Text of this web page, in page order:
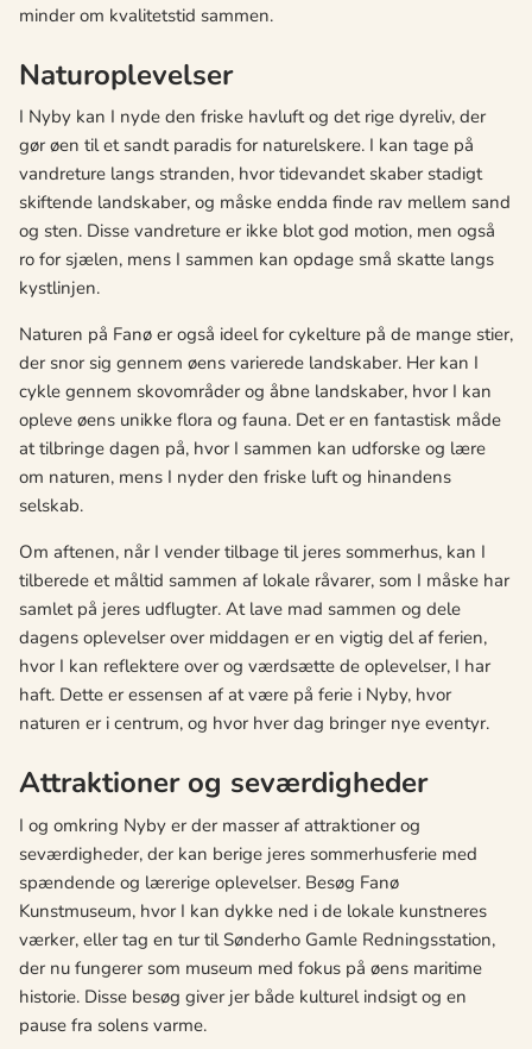
minder om kvalitetstid sammen.
Naturoplevelser
I Nyby kan I nyde den friske havluft og det rige dyreliv, der
gør øen til et sandt paradis for naturelskere. I kan tage på
vandreture langs stranden, hvor tidevandet skaber stadigt
skiftende landskaber, og måske endda finde rav mellem sand
og sten. Disse vandreture er ikke blot god motion, men også
ro for sjælen, mens I sammen kan opdage små skatte langs
kystlinjen.
Naturen på Fanø er også ideel for cykelture på de mange stier,
der snor sig gennem øens varierede landskaber. Her kan I
cykle gennem skovområder og åbne landskaber, hvor I kan
opleve øens unikke flora og fauna. Det er en fantastisk måde
at tilbringe dagen på, hvor I sammen kan udforske og lære
om naturen, mens I nyder den friske luft og hinandens
selskab.
Om aftenen, når I vender tilbage til jeres sommerhus, kan I
tilberede et måltid sammen af lokale råvarer, som I måske har
samlet på jeres udflugter. At lave mad sammen og dele
dagens oplevelser over middagen er en vigtig del af ferien,
hvor I kan reflektere over og værdsætte de oplevelser, I har
haft. Dette er essensen af at være på ferie i Nyby, hvor
naturen er i centrum, og hvor hver dag bringer nye eventyr.
Attraktioner og seværdigheder
I og omkring Nyby er der masser af attraktioner og
seværdigheder, der kan berige jeres sommerhusferie med
spændende og lærerige oplevelser. Besøg Fanø
Kunstmuseum, hvor I kan dykke ned i de lokale kunstneres
værker, eller tag en tur til Sønderho Gamle Redningsstation,
der nu fungerer som museum med fokus på øens maritime
historie. Disse besøg giver jer både kulturel indsigt og en
pause fra solens varme.